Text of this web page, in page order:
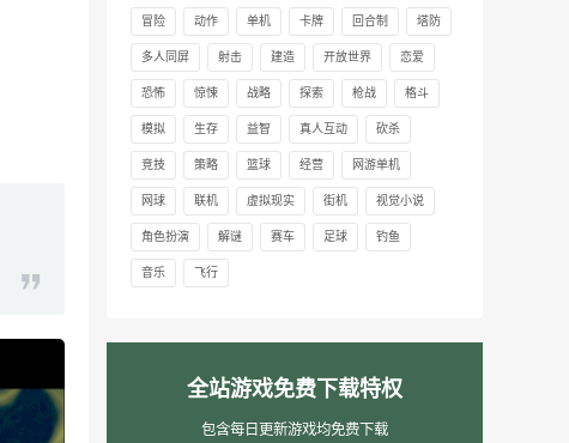
冒险 动作 单机 卡牌 回合制 塔防
多人同屏 射击 建造 开放世界 恋爱
恐怖 惊悚 战略 探索 枪战 格斗
模拟 生存 益智 真人互动 砍杀
竞技 策略 篮球 经营 网游单机
网球 联机 虚拟现实 街机 视觉小说
角色扮演 解谜 赛车 足球 钓鱼
音乐 飞行
全站游戏免费下载特权
包含每日更新游戏均免费下载